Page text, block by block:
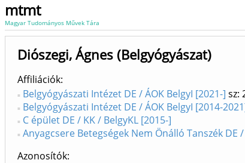
mtmt
Magyar Tudományos Művek Tára
Diószegi, Ágnes (Belgyógyászat)
Affiliációk
Belgyógyászati Intézet DE / ÁOK BelgyI [2021-] sz:
Belgyógyászati Intézet DE / ÁOK BelgyI [2014-
C épület DE / KK / BelgyKL [2015-]
Anyagcsere Betegségek Nem Önálló Tanszék DE
Azonosítók